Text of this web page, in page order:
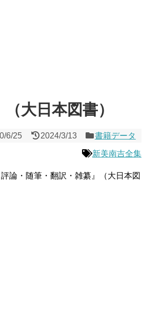
大日本図書）
6/25 2024/3/13 書籍データ
新美南吉全集
論・随筆・翻訳・雑纂』（大日本図